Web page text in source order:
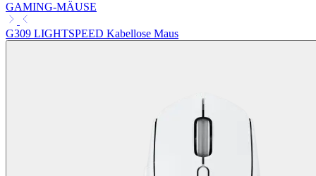
GAMING-MÄUSE
G309 LIGHTSPEED Kabellose Maus